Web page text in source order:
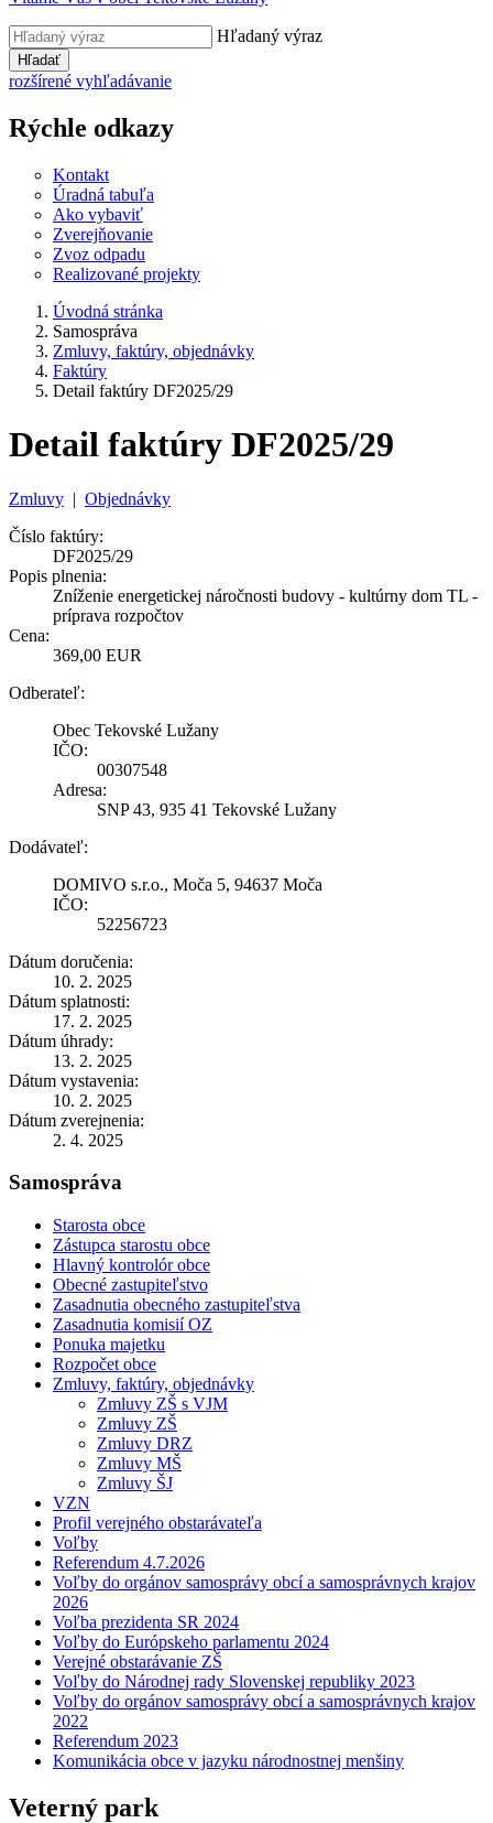
Hľadaný výraz
Hľadať
rozšírené vyhľadávanie
Rýchle odkazy
Kontakt
Úradná tabuľa
Ako vybaviť
Zverejňovanie
Zvoz odpadu
Realizované projekty
Úvodná stránka
Samospráva
Zmluvy, faktúry, objednávky
Faktúry
Detail faktúry DF2025/29
Detail faktúry DF2025/29
Zmluvy | Objednávky
Číslo faktúry:
DF2025/29
Popis plnenia:
Zníženie energetickej náročnosti budovy - kultúrny dom TL -
príprava rozpočtov
Cena:
369,00 EUR
Odberateľ:
Obec Tekovské Lužany
IČO:
00307548
Adresa:
SNP 43, 935 41 Tekovské Lužany
Dodávateľ:
DOMIVO s.r.o., Moča 5, 94637 Moča
IČO:
52256723
Dátum doručenia:
10. 2. 2025
Dátum splatnosti:
17. 2. 2025
Dátum úhrady:
13. 2. 2025
Dátum vystavenia:
10. 2. 2025
Dátum zverejnenia:
2. 4. 2025
Samospráva
Starosta obce
Zástupca starostu obce
Hlavný kontrolór obce
Obecné zastupiteľstvo
Zasadnutia obecného zastupiteľstva
Zasadnutia komisií OZ
Ponuka majetku
Rozpočet obce
Zmluvy, faktúry, objednávky
Zmluvy ZŠ s VJM
Zmluvy ZŠ
Zmluvy DRZ
Zmluvy MŠ
Zmluvy ŠJ
VZN
Profil verejného obstarávateľa
Voľby
Referendum 4.7.2026
Voľby do orgánov samosprávy obcí a samosprávnych krajov
2026
Voľba prezidenta SR 2024
Voľby do Európskeho parlamentu 2024
Verejné obstarávanie ZŠ
Voľby do Národnej rady Slovenskej republiky 2023
Voľby do orgánov samosprávy obcí a samosprávnych krajov
2022
Referendum 2023
Komunikácia obce v jazyku národnostnej menšiny
Veterný park